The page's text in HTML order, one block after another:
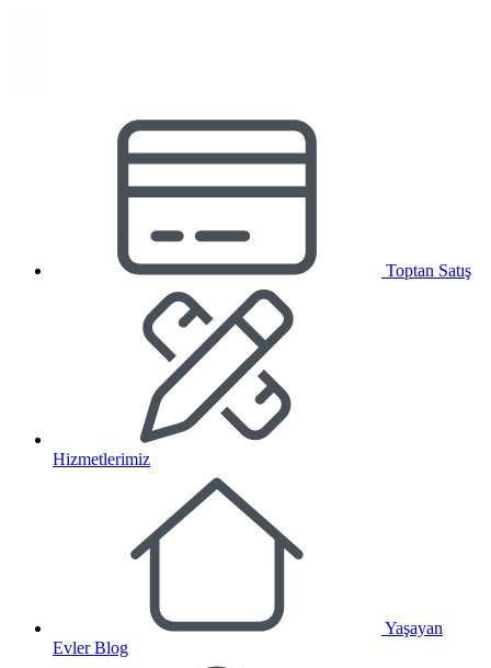
Toptan Satış
Hizmetlerimiz
Yaşayan
Evler Blog